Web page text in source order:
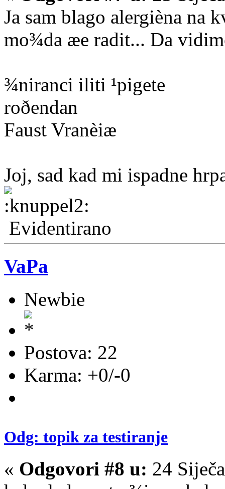
Ja sam blago alergièna na
mo¾da æe radit... Da
¾niranci iliti ¹pigete
roðendan
Faust Vranèiæ
Joj, sad kad mi ispadne
Evidentirano
VaPa
Newbie
Postova: 22
Karma: +0/-0
Odg: topik za testiranje
« Odgovori #8 u: 24